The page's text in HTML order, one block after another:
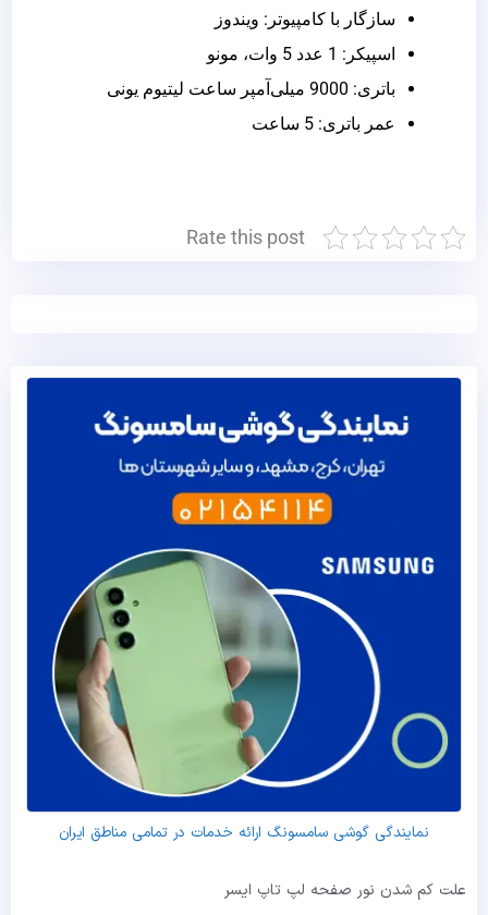
سازگار با کامپیوتر: ویندوز
اسپیکر: 1 عدد 5 وات، مونو
باتری: 9000 میلی‌آمپر ساعت لیتیوم یونی
عمر باتری: 5 ساعت
Rate this post
نمایندگی گوشی سامسونگ ارائه خدمات در تمامی مناطق ایران
علت کم شدن نور صفحه لپ تاپ ایسر